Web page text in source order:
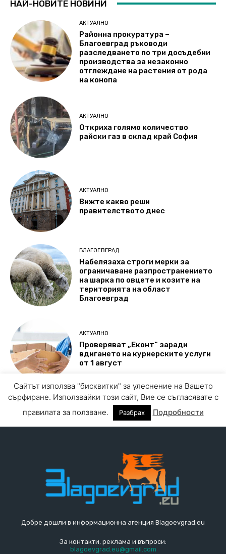
Добре дошли в информационна агенция Blagoevgrad.eu
За контакти, реклама и въпроси:
blagoevgrad.eu@gmail.com